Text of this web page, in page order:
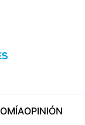
OPINIÓN